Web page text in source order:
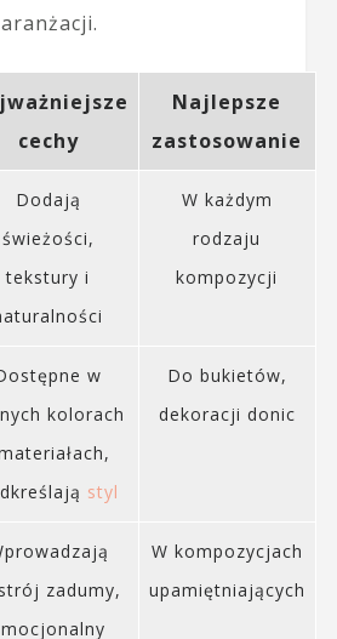
cechy
Najlepsze
zastosowanie
Dodają
świeżości,
tekstury i
W każdym
rodzaju
kompozycji
w
kolorach
styl
Do bukietów,
dekoracji donic
zadumy,
W kompozycjach
upamiętniających